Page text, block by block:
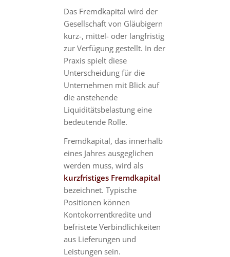
Das Fremdkapital wird der
Gesellschaft von Gläubigern
kurz-, mittel- oder langfristig
zur Verfügung gestellt. In der
Praxis spielt diese
Unterscheidung für die
Unternehmen mit Blick auf
die anstehende
Liquiditätsbelastung eine
bedeutende Rolle.
Fremdkapital, das innerhalb
eines Jahres ausgeglichen
werden muss, wird als
kurzfristiges Fremdkapital
bezeichnet. Typische
Positionen können
Kontokorrentkredite und
befristete Verbindlichkeiten
aus Lieferungen und
Leistungen sein.